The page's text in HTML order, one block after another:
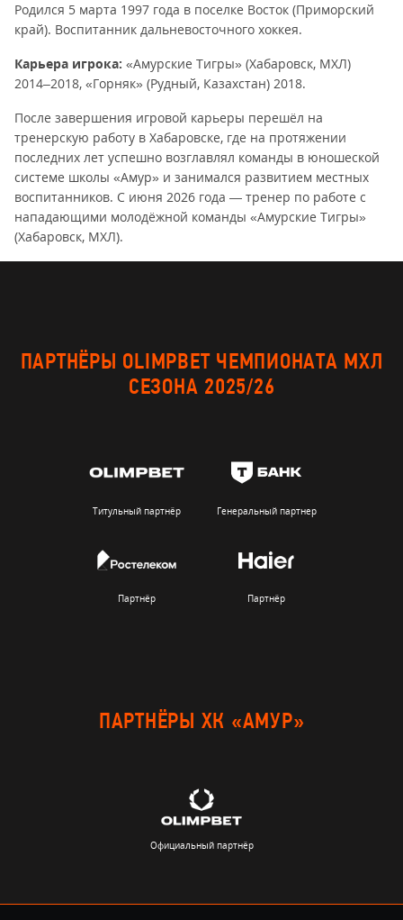
Родился 5 марта 1997 года в поселке Восток (Приморский
край). Воспитанник дальневосточного хоккея.
Карьера игрока: «Амурские Тигры» (Хабаровск, МХЛ)
2014–2018, «Горняк» (Рудный, Казахстан) 2018.
После завершения игровой карьеры перешёл на
тренерскую работу в Хабаровске, где на протяжении
последних лет успешно возглавлял команды в юношеской
системе школы «Амур» и занимался развитием местных
воспитанников. С июня 2026 года — тренер по работе с
нападающими молодёжной команды «Амурские Тигры»
(Хабаровск, МХЛ).
ПАРТНЁРЫ OLIMPBET ЧЕМПИОНАТА МХЛ
СЕЗОНА 2025/26
Титульный партнёр Генеральный партнер
Партнёр Партнёр
ПАРТНЁРЫ ХК «АМУР»
Официальный партнёр